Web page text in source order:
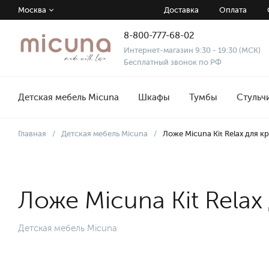
Москва Доставка Оплата
8-800-777-68-02
Интернет-магазин 9:30 - 19:30 (МСК)
Бесплатный звонок по РФ
Детская мебель Micuna Шкафы Тумбы
Главная / Детская мебель Micuna / Ложе Micuna Kit Relax для
Детская мебель Micuna
Ложе Micuna Kit